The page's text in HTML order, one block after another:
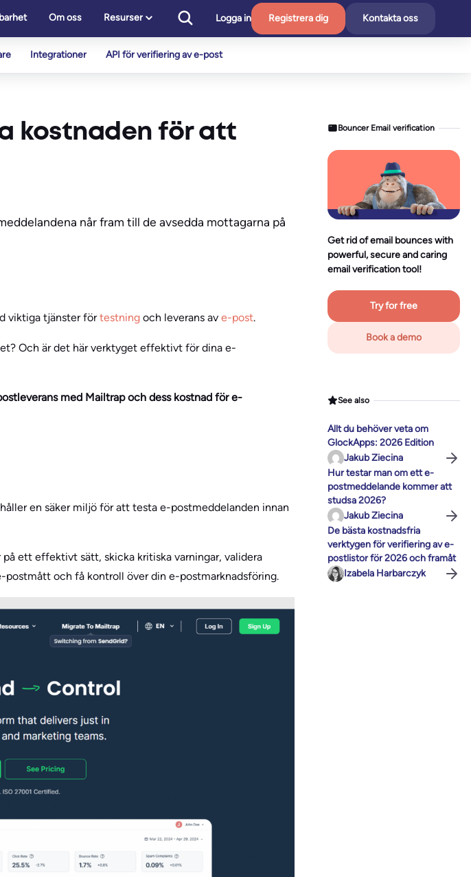
Om oss Resurser Logga in Registrera dig Kontakta oss
Integrationer API för verifiering av e-post
kostnaden för att
når fram till de avsedda mottagarna på
viktiga tjänster förtestning och leverans av e-post.
Och är det här verktyget effektivt för dina e-
med Mailtrap och dess kostnad för e-
en säker miljö för att testa e-postmeddelanden innan
ett effektivt sätt, skicka kritiska varningar, validera
och få kontroll över din e-postmarknadsföring.
Bouncer Email verification
Get rid of email bounces with
powerful, secure and caring
email verification tool!
Try for free
Book a demo
See also
Allt du behöver veta om
GlockApps: 2026 Edition
Jakub Ziecina
Hur testar man om ett e-
postmeddelande kommer att
studsa 2026?
Jakub Ziecina
De bästa kostnadsfria
verktygen för verifiering av e-
postlistor för 2026 och framåt
Izabela Harbarczyk